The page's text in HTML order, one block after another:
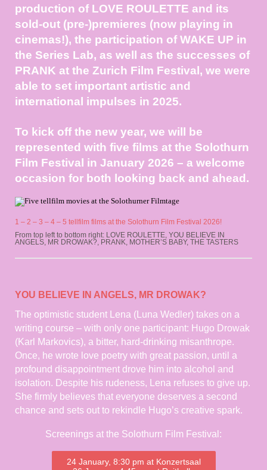
production of LOVE ROULETTE and its
sold-out (pre-)premieres (now playing in
cinemas!), the participation of WAKE UP in
the Series Lab, as well as the successes of
PRANK at the Zurich Film Festival, we were
able to set important artistic and
international impulses in 2025.
To kick off the new year, we will be
represented with five films at the Solothurn
Film Festival in January 2026 – a welcome
occasion for both looking back and ahead.
1 – 2 – 3 – 4 – 5 tellfilm films at the Solothurn Film Festival 2026!
From top left to bottom right: LOVE ROULETTE, YOU BELIEVE IN
ANGELS, MR DROWAK?, PRANK, MOTHER’S BABY, THE TASTERS
YOU BELIEVE IN ANGELS, MR DROWAK?
The optimistic student Lena (Luna Wedler) takes on a
writing course – with only one participant: Hugo Drowak
(Karl Markovics), a bitter, hard-drinking misanthrope.
Once, he wrote love poetry with great passion, until a
profound disappointment drove him into alcohol and
isolation. Despite his rudeness, Lena refuses to give up.
She firmly believes that everyone deserves a second
chance and sets out to rekindle Hugo’s creative spark.
Screenings at the Solothurn Film Festival:
24 January, 8:30 pm at Konzertsaal